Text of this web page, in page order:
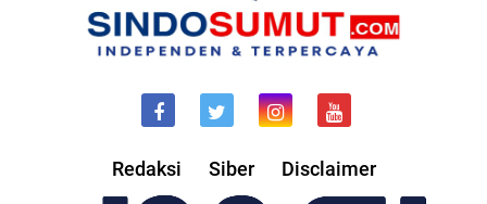
Redaksi Siber Disclaimer